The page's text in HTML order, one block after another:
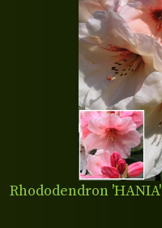
Rhododendron 'HANIA'